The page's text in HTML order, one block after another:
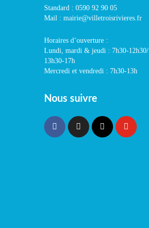
Standard : 0590 92 90 05
Mail : mairie@villetroisrivieres.fr
Horaires d’ouverture :
Lundi, mardi & jeudi : 7h30-12h30/
13h30-17h
Mercredi et vendredi : 7h30-13h
Nous suivre